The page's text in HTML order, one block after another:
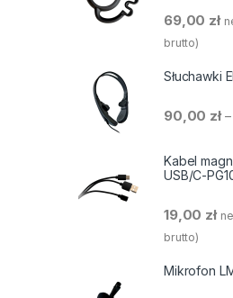
69,00 zł
brutto)
Słuchawki
90,00 zł –
Kabel
USB/C-
19,00 zł
brutto)
Mikrofon